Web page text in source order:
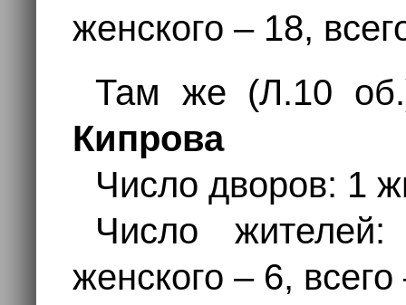
женского – 18,
Там же (Л.10
Кипрова
Число дворов: 1
Число
женского – 6,